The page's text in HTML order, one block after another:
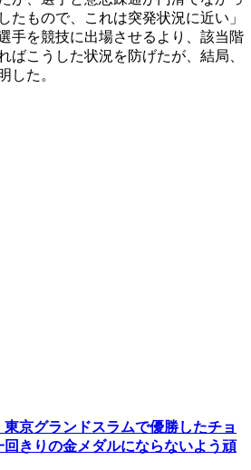
たもので、これは突発状況に近い」
手を競技に出場させるより、該当階
ばこうした状況を防げたが、結局、
した。
東京グランドスラムで優勝したチョ
回きりの金メダルにならないよう頑